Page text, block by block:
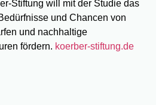
Stiftung will mit der Studie das
und Chancen von
und nachhaltige
fördern. koerber-stiftung.de